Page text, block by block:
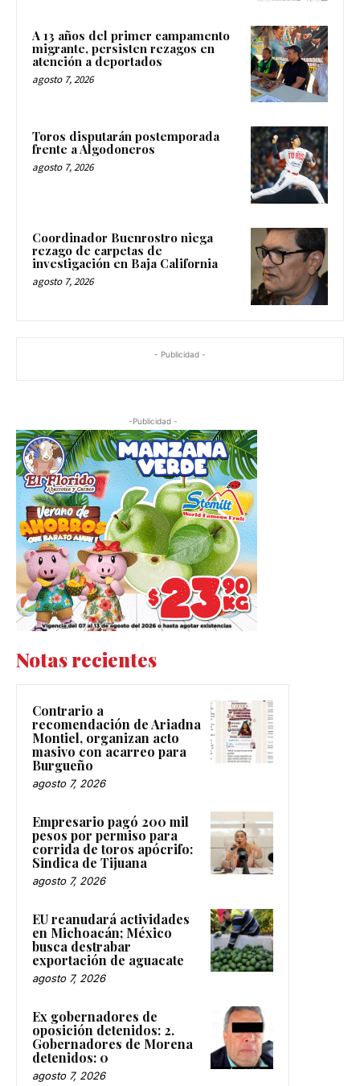
A 13 años del primer campamento
migrante, persisten rezagos en
atención a deportados
agosto 7, 2026
Toros disputarán postemporada
frente a Algodoneros
agosto 7, 2026
Coordinador Buenrostro niega
rezago de carpetas de
investigación en Baja California
agosto 7, 2026
- Publicidad -
-Publicidad -
Notas recientes
Contrario a
recomendación de Ariadna
Montiel, organizan acto
masivo con acarreo para
Burgueño
agosto 7, 2026
Empresario pagó 200 mil
pesos por permiso para
corrida de toros apócrifo:
Sindica de Tijuana
agosto 7, 2026
EU reanudará actividades
en Michoacán; México
busca destrabar
exportación de aguacate
agosto 7, 2026
Ex gobernadores de
oposición detenidos: 2.
Gobernadores de Morena
detenidos: 0
agosto 7, 2026